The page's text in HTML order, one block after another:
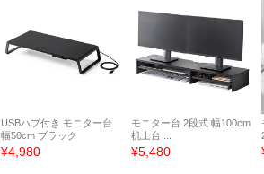
USBハブ付き モニター台
幅50cm ブラック
¥4,980
モニター台 2段式 幅100cm
机上台 ...
¥5,480